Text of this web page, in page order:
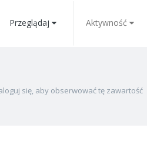
Przeglądaj Aktywność
się, aby obserwować tę zawartość